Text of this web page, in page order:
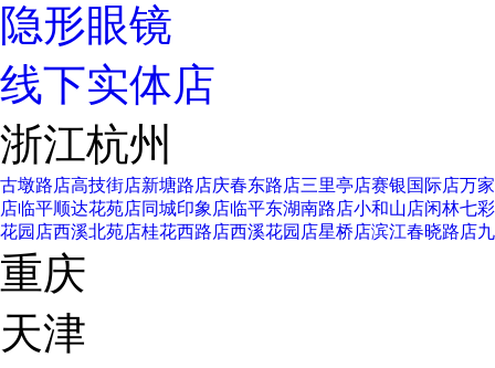
隐形眼镜
线下实体店
浙江杭州
古墩路店高技街店新塘路店庆春东路店三里亭店赛银国际店万
店临平顺达花苑店同城印象店临平东湖南路店小和山店闲林七
花园店西溪北苑店桂花西路店西溪花园店星桥店滨江春晓路店
重庆
天津